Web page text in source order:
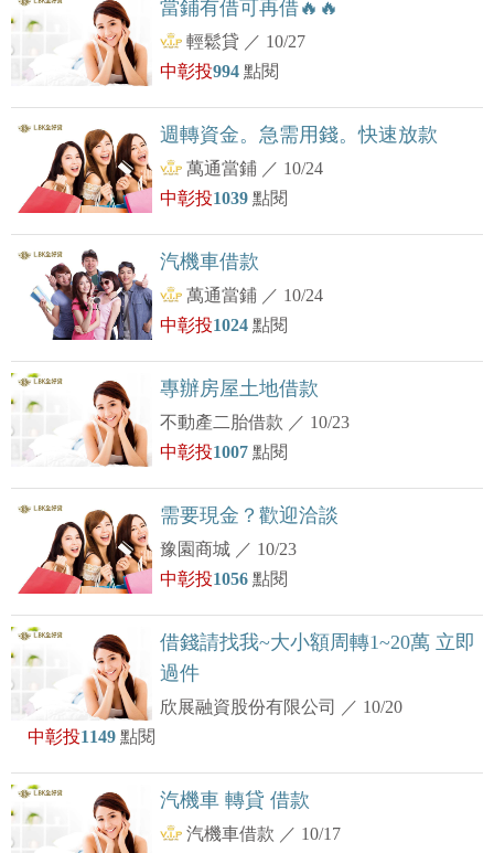
當鋪有借可再借🔥🔥
輕鬆貸 ／ 10/27
中彰投994點閱
週轉資金。急需用錢。快速放款
萬通當鋪 ／ 10/24
中彰投1039點閱
汽機車借款
萬通當鋪 ／ 10/24
中彰投1024點閱
專辦房屋土地借款
不動產二胎借款 ／ 10/23
中彰投1007點閱
需要現金？歡迎洽談
豫園商城 ／ 10/23
中彰投1056點閱
借錢請找我~大小額周轉1~20萬 立即
過件
欣展融資股份有限公司 ／ 10/20
中彰投1149 點閱
汽機車 轉貸 借款
汽機車借款 ／ 10/17